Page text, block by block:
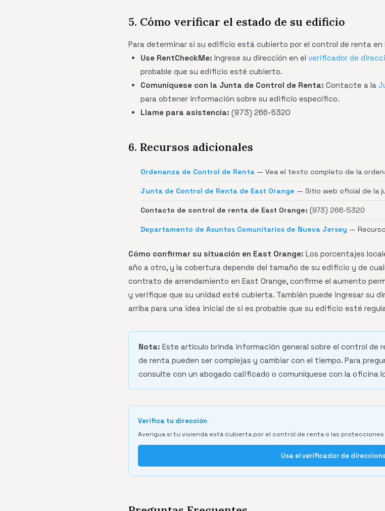
5. Cómo verificar el estado de su edificio
Para determinar si su edificio está cubierto por el control de renta en
Use RentCheckMe: Ingrese su dirección en el verificador de
probable que su edificio esté cubierto.
Comuníquese con la Junta de Control de Renta: Contacte a la
para obtener información sobre su edificio específico.
Llame para asistencia: (973) 266-5320
6. Recursos adicionales
Ordenanza de Control de Renta — Vea el texto completo de la
Junta de Control de Renta de East Orange — Sitio web oficial de la
Contacto de control de renta de East Orange: (973) 266-5320
Departamento de Asuntos Comunitarios de Nueva Jersey —
Cómo confirmar su situación en East Orange: Los porcentajes
año a otro, y la cobertura depende del tamaño de su edificio y de
contrato de arrendamiento en East Orange, confirme el aumento
y verifique que su unidad esté cubierta. También puede ingresar su
arriba para una idea inicial de si es probable que su edificio esté
Nota: Este artículo brinda información general sobre el control de
de renta pueden ser complejas y cambiar con el tiempo. Para
consulte con un abogado calificado o comuníquese con la oficina
Verifica tu dirección
Averigua si tu vivienda está cubierta por el control de renta o las protecciones
Usa el verificador de